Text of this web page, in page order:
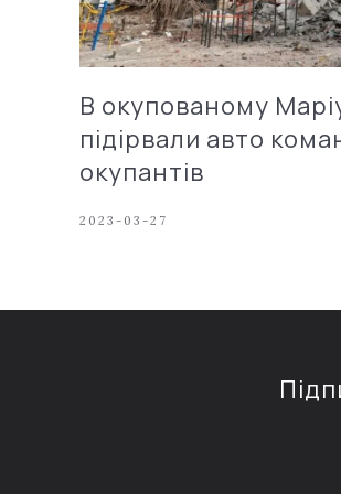
В окупованому
підірвали авто
окупантів
2023-03-27